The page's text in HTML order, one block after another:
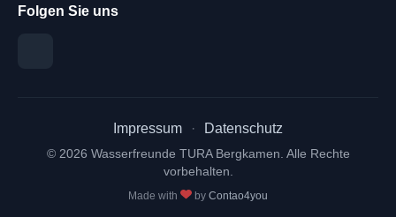
Folgen Sie uns
Impressum · Datenschutz
© 2026 Wasserfreunde TURA Bergkamen. Alle Rechte
vorbehalten.
Made with by Contao4you